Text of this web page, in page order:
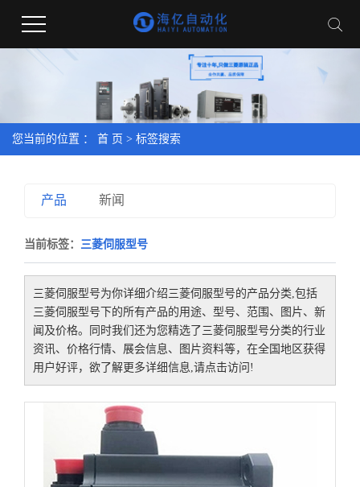
您当前的位置 ： 首 页 > 标签搜索
产品 新闻
当前标签： 三菱伺服型号
三菱伺服型号为你详细介绍三菱伺服型号的产品分类,包括
三菱伺服型号 下的所有产品的用途、型号、范围、图片、新
闻及价格。同时我们还为您精选了 三菱伺服型号分类的行业
资讯、价格行情、展会信息、图片资料等，在全国地区获得
用户好评，欲了解更多详细信息,请点击访问!